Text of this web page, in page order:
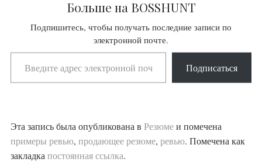
Больше на BOSSHUNT
Подпишитесь, чтобы получать последние записи по
электронной почте.
Подписаться
Эта запись была опубликована в Резюмеи помечена
примеры ревью, продающее резюме, ревью. Помечена как
закладка постоянная ссылка.